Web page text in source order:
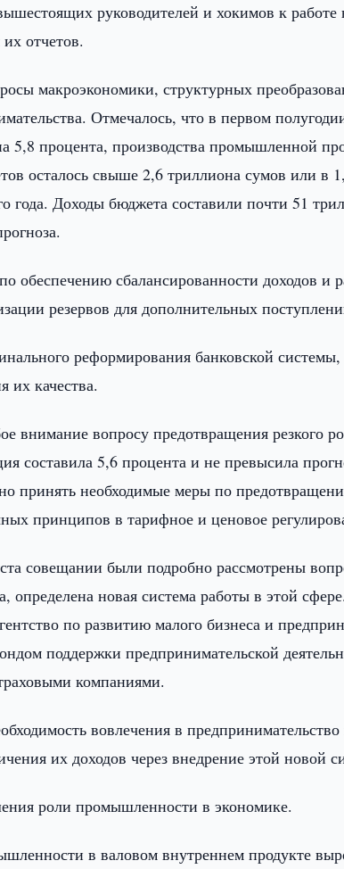
руководителей и хокимов к работе
отчетов.
макроэкономики, структурных
Отмечалось, что в первом
5,8 процента, производства промышленной
осталось свыше 2,6 триллиона сумов или в
года. Доходы бюджета составили почти 51
обеспечению сбалансированности доходов и
резервов для дополнительных
реформирования банковской
их качества.
внимание вопросу предотвращения резкого
составила 5,6 процента и не превысила
принять необходимые меры по
принципов в тарифное и ценовое
совещании были подробно рассмотрены
определена новая система работы в этой
по развитию малого бизнеса и
поддержки предпринимательской
компаниями.
вовлечения в
их доходов через внедрение этой новой
роли промышленности в экономике.
в валовом внутреннем продукте